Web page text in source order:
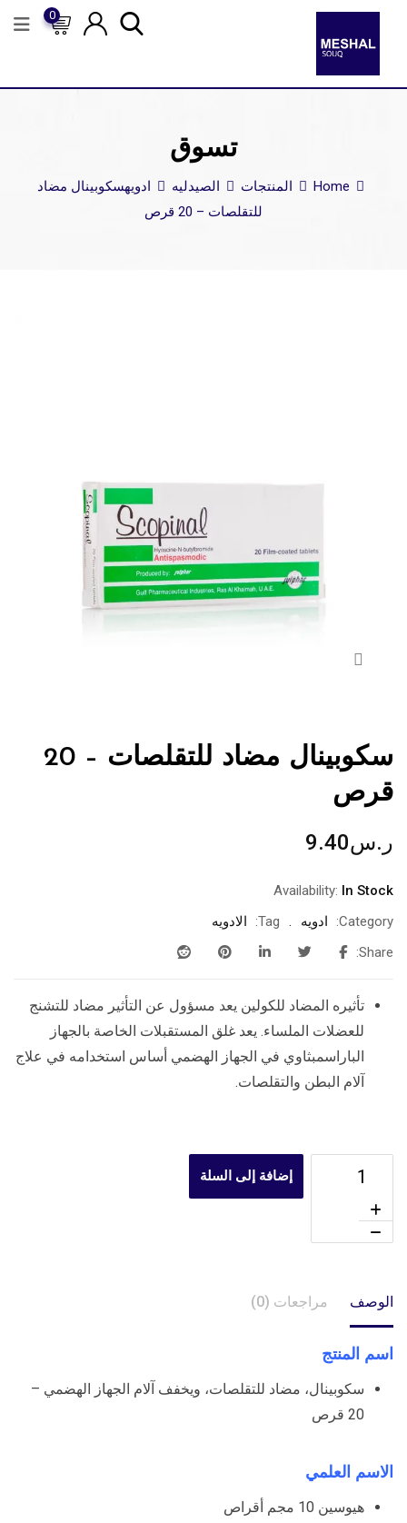
0
تسوق
Home المنتجات الصيدليه ادويهسكوبينال مضاد
للتقلصات – 20 قرص
سكوبينال مضاد للتقلصات – 20
قرص
ر.س9.40
Availability: In Stock
Category:
ادويه Tag:
الادويه
Share:
تأثيره المضاد للكولين يعد مسؤول عن التأثير مضاد للتشنج
للعضلات الملساء. يعد غلق المستقبلات الخاصة بالجهاز
الباراسمبثاوي في الجهاز الهضمي أساس استخدامه في علاج
آلام البطن والتقلصات.
إضافة إلى السلة
الوصف مراجعات (0)
اسم المنتج
سكوبينال، مضاد للتقلصات، ويخفف آلام الجهاز الهضمي –
20 قرص
الاسم العلمي
هيوسين 10 مجم أقراص